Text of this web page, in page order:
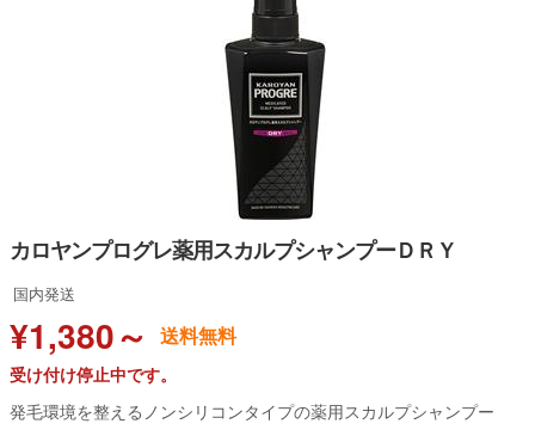
カロヤンプログレ薬用スカルプシャンプーＤＲＹ
国内発送
¥1,380～ 送料無料
受け付け停止中です。
発毛環境を整えるノンシリコンタイプの薬用スカルプシャンプー